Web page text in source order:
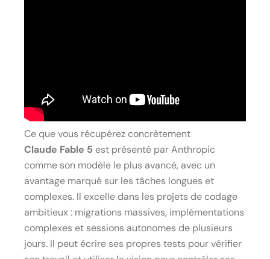
Ce que vous récupérez concrètement
Claude Fable 5 est présenté par Anthropic
comme son modèle le plus avancé, avec un
avantage marqué sur les tâches longues et
complexes. Il excelle dans les projets de codage
ambitieux : migrations massives, implémentations
complexes et sessions autonomes de plusieurs
jours. Il peut écrire ses propres tests pour vérifier